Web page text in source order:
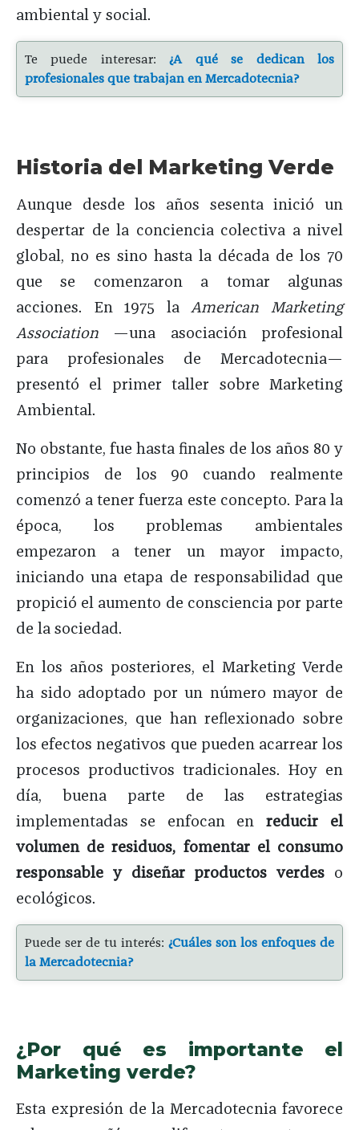
ambiental y social.
Te puede interesar:¿A qué se dedican los
profesionales que trabajan en Mercadotecnia?
Historia del Marketing Verde
Aunque desde los años sesenta inició un
despertar de la conciencia colectiva a nivel
global, no es sino hasta la década de los 70
que se comenzaron a tomar algunas
acciones. En 1975 laAmerican Marketing
Association —una asociación profesional
para profesionales de Mercadotecnia—
presentó el primer taller sobre Marketing
Ambiental.
No obstante, fue hasta finales de los años 80 y
principios de los 90 cuando realmente
comenzó a tener fuerza este concepto. Para la
época, los problemas ambientales
empezaron a tener un mayor impacto,
iniciando una etapa de responsabilidad que
propició el aumento de consciencia por parte
de la sociedad.
En los años posteriores, el Marketing Verde
ha sido adoptado por un número mayor de
organizaciones, que han reflexionado sobre
los efectos negativos que pueden acarrear los
procesos productivos tradicionales. Hoy en
día, buena parte de las estrategias
implementadas se enfocan enreducir el
volumen de residuos, fomentar el consumo
responsable y diseñar productos verdes o
ecológicos.
Puede ser de tu interés: ¿Cuáles son los enfoques de
la Mercadotecnia?
¿Por qué es importante el
Marketing verde?
Esta expresión de la Mercadotecnia favorece